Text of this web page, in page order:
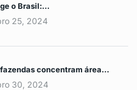
o Brasil:…
25, 2024
concentram área…
30, 2024